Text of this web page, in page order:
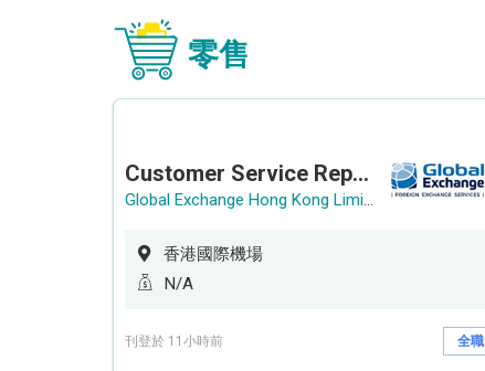
零售
Customer Service Representative (Airport)
Global Exchange Hong Kong Limited
香港國際機場
N/A
刊登於 11小時前 全職